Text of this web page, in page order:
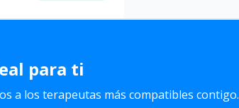
para ti
a los terapeutas más compatibles contigo.